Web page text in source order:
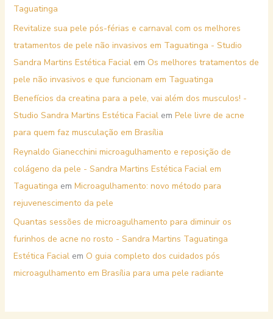
Taguatinga
Revitalize sua pele pós-férias e carnaval com os melhores
tratamentos de pele não invasivos em Taguatinga - Studio
Sandra Martins Estética Facialem Os melhores tratamentos de
pele não invasivos e que funcionam em Taguatinga
Benefícios da creatina para a pele, vai além dos musculos! -
Studio Sandra Martins Estética Facialem Pele livre de acne
para quem faz musculação em Brasília
Reynaldo Gianecchini microagulhamento e reposição de
colágeno da pele - Sandra Martins Estética Facial em
Taguatinga em Microagulhamento: novo método para
rejuvenescimento da pele
Quantas sessões de microagulhamento para diminuir os
furinhos de acne no rosto - Sandra Martins Taguatinga
Estética Facialem O guia completo dos cuidados pós
microagulhamento em Brasília para uma pele radiante